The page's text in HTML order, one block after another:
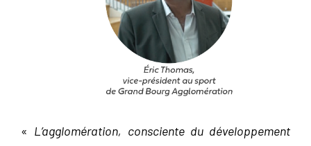
« L’agglomération, consciente du développement